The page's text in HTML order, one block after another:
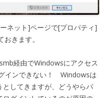
ネット]ページで[プロパティ]
きます。
経由でWindowsにアクセス
インできない！ Windowsは
してきますが、どうやらパ